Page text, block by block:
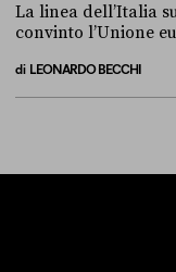
La linea dell’Italia
convinto l’Unione
di LEONARDO BECCHI